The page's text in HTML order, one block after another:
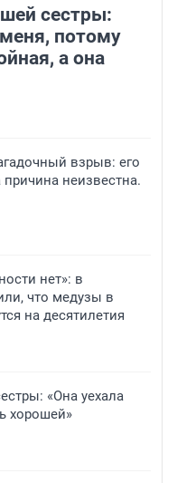
сестры:
потому
а она
взрыв: его
неизвестна.
нет»: в
что медузы в
на десятилетия
«Она уехала
хорошей»